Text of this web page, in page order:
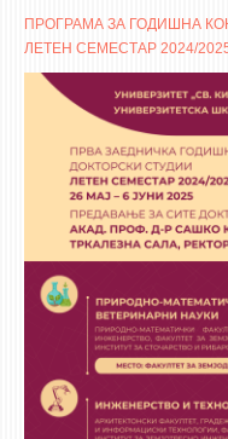
ПРОГРАМА ЗА ГОДИШНА
ЛЕТЕН СЕМЕСТАР 2024/